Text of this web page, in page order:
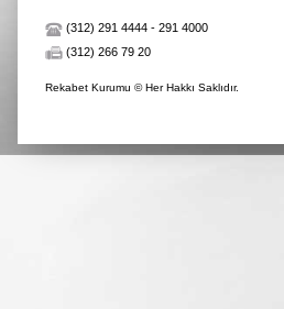
(312) 291 4444 - 291 4000
(312) 266 79 20
Rekabet Kurumu © Her Hakkı Saklıdır.